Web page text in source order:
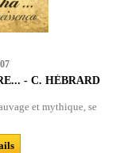
- C. HÉBRARD
et mythique, se